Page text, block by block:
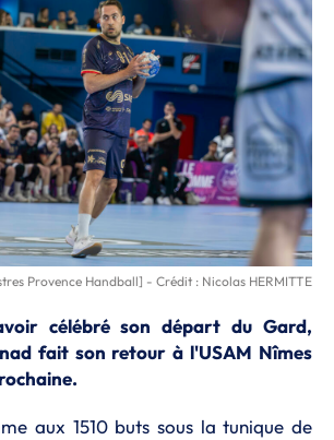
Provence Handball] - Crédit : Nicolas HERMITTE
célébré son départ du Gard,
fait son retour à l'USAM Nîmes
aux 1510 buts sous la tunique de